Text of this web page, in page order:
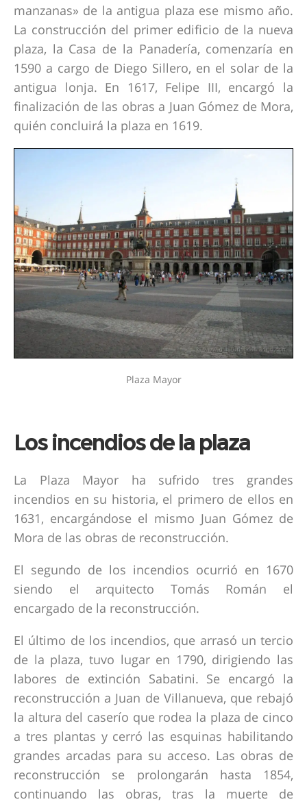
manzanas» de la antigua plaza ese mismo año.
La construcción del primer edificio de la nueva
plaza, la Casa de la Panadería, comenzaría en
1590 a cargo de Diego Sillero, en el solar de la
antigua lonja. En 1617, Felipe III, encargó la
finalización de las obras a Juan Gómez de Mora,
quién concluirá la plaza en 1619.
Plaza Mayor
Los incendios de la plaza
La Plaza Mayor ha sufrido tres grandes
incendios en su historia, el primero de ellos en
1631, encargándose el mismo Juan Gómez de
Mora de las obras de reconstrucción.
El segundo de los incendios ocurrió en 1670
siendo el arquitecto Tomás Román el
encargado de la reconstrucción.
El último de los incendios, que arrasó un tercio
de la plaza, tuvo lugar en 1790, dirigiendo las
labores de extinción Sabatini. Se encargó la
reconstrucción a Juan de Villanueva, que rebajó
la altura del caserío que rodea la plaza de cinco
a tres plantas y cerró las esquinas habilitando
grandes arcadas para su acceso. Las obras de
reconstrucción se prolongarán hasta 1854,
continuando las obras, tras la muerte de